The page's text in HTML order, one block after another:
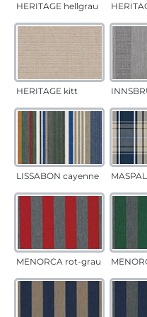
HERITAGE hellgrau
HERITAGE kitt
LISSABON cayenne
MENORCA rot-grau